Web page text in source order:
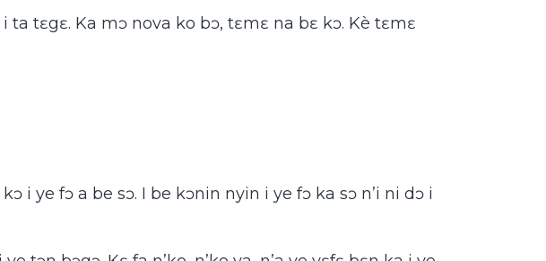
i ta tɛgɛ. Ka mɔ nova ko bɔ, tɛmɛ na bɛ kɔ. Kè tɛmɛ
i ye fɔ a be sɔ. I be kɔnin nyin i ye fɔ ka sɔ n’i ni dɔ i